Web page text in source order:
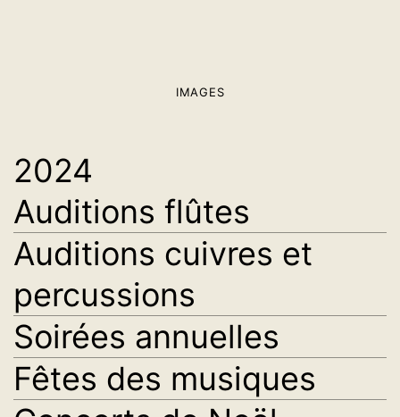
IMAGES
2024
Auditions flûtes
Auditions cuivres et
percussions
Soirées annuelles
Fêtes des musiques